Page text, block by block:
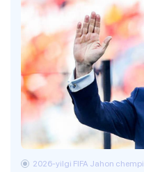
2026-yilgi FIFA Jahon